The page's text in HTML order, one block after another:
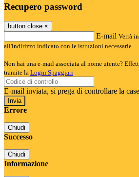
Recupero password
button close ×
E-mail Verrà
all'indirizzo indicato con le istruzioni necessarie.
Non hai una e-mail associata al nome utente?
tramite la Login Spaggiari
E-mail inviata, si prega di controllare la
Errore
Chiudi
Successo
Chiudi
Informazione